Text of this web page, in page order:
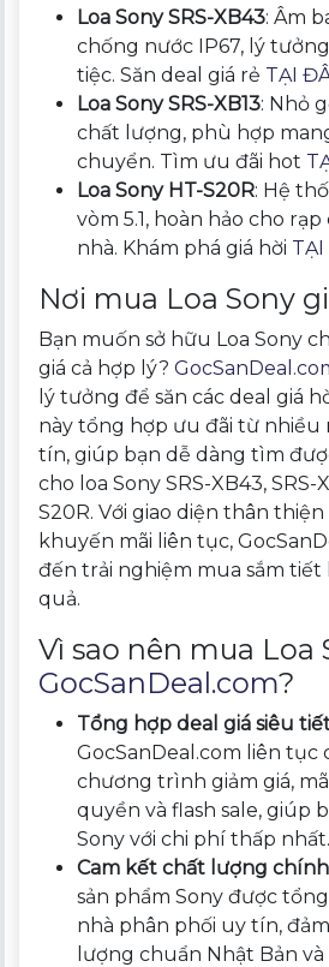
Loa Sony SRS-XB43: Âm
chống nước IP67, lý
tiệc. Săn deal giá rẻ TẠI
Loa Sony SRS-XB13: Nhỏ
chất lượng, phù hợp
chuyển. Tìm ưu đãi hot
Loa Sony HT-S20R: Hệ
vòm 5.1, hoàn hảo cho
nhà. Khám phá giá hời TẠI
Nơi mua Loa Sony
Bạn muốn sở hữu Loa Sony
giá cả hợp lý?
lý tưởng để săn các deal giá
này tổng hợp ưu đãi từ nhiều
tín, giúp bạn dễ dàng tìm
cho loa Sony SRS-XB43, SRS-
S20R. Với giao diện thân
khuyến mãi liên tục,
đến trải nghiệm mua sắm tiết
quả.
Vì sao nên mua Loa
GocSanDeal.com?
Tổng hợp deal giá siêu
GocSanDeal.com liên tục
chương trình giảm giá,
quyền và flash sale, giúp
Sony với chi phí thấp nhất.
Cam kết chất lượng
sản phẩm Sony được
nhà phân phối uy tín,
lượng chuẩn Nhật Bản